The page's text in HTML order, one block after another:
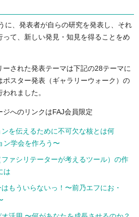
、発表者が自らの研究を発表し、それ
って、新しい発見・知見を得ることをめ
された発表テーマは下記の28テーマに
ポスター発表（ギャラリーウォーク）の
れました。
へのリンクはFAJ会員限定
を伝えるために不可欠な核とは何
ン学会を作ろう〜
ァシリテーターが考えるツール）の作
は
もういらないっ！〜前乃エフにお・